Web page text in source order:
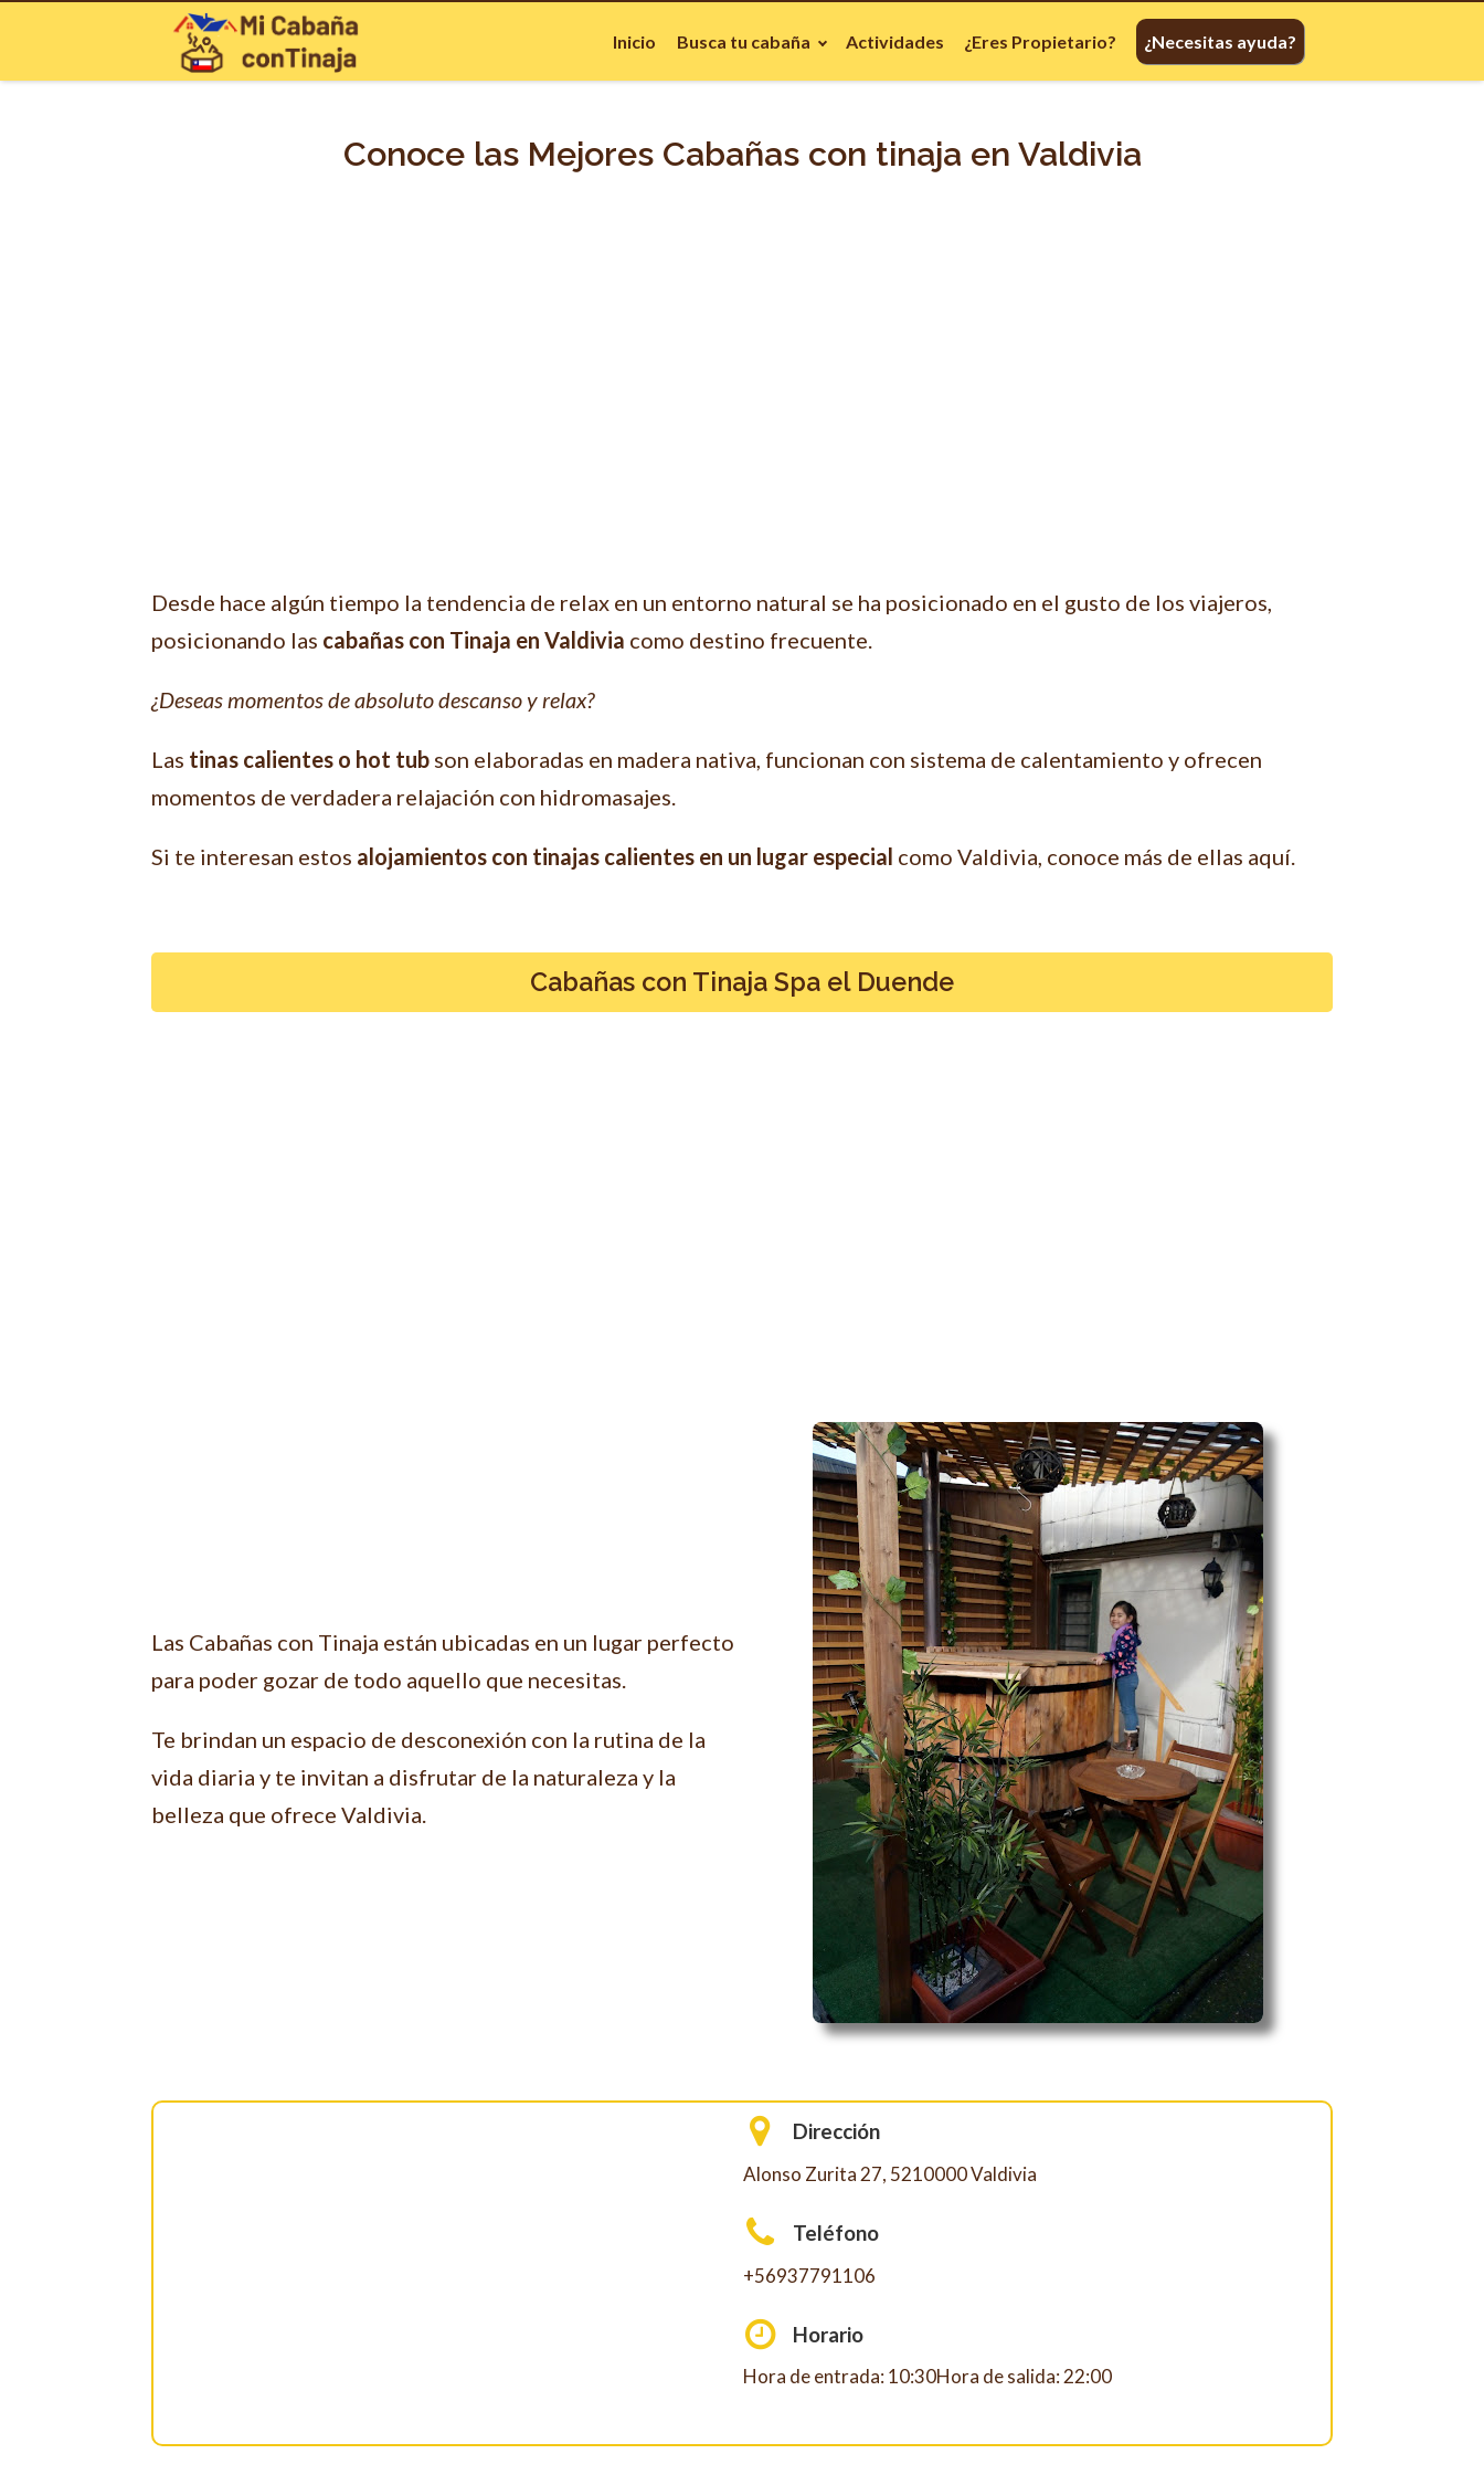
Inicio Busca tu cabaña Actividades ¿Eres Propietario? ¿Necesitas ayuda?
Conoce las Mejores Cabañas con tinaja en Valdivia
Desde hace algún tiempo la tendencia de relax en un entorno natural se ha posicionado en el gusto de los viajeros,
posicionando las cabañas con Tinaja en Valdivia como destino frecuente.
¿Deseas momentos de absoluto descanso y relax?
Las tinas calientes o hot tub son elaboradas en madera nativa, funcionan con sistema de calentamiento y ofrecen
momentos de verdadera relajación con hidromasajes.
Si te interesan estos alojamientos con tinajas calientes en un lugar especial como Valdivia, conoce más de ellas aquí.
Cabañas con Tinaja Spa el Duende
Las Cabañas con Tinaja están ubicadas en un lugar perfecto
para poder gozar de todo aquello que necesitas.
Te brindan un espacio de desconexión con la rutina de la
vida diaria y te invitan a disfrutar de la naturaleza y la
belleza que ofrece Valdivia.
Dirección
Alonso Zurita 27, 5210000 Valdivia
Teléfono
+56937791106
Horario
Hora de entrada: 10:30Hora de salida: 22:00